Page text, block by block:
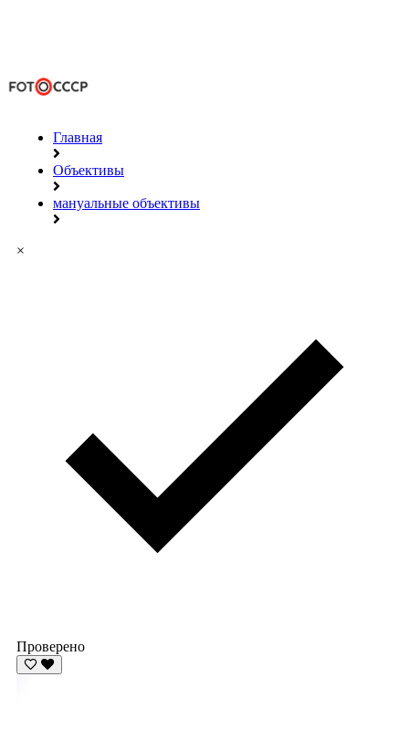
Главная
Объективы
мануальные объективы
×
Проверено